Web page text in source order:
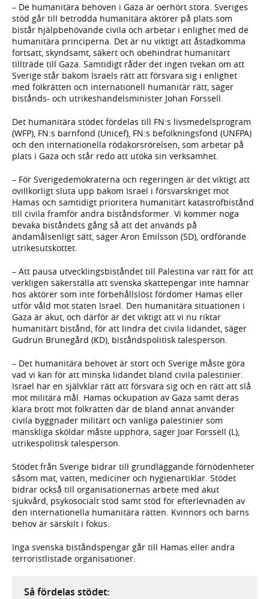
– De humanitära behoven i Gaza är oerhört stora. Sveriges
stöd går till betrodda humanitära aktörer på plats som
bistår hjälpbehövande civila och arbetar i enlighet med de
humanitära principerna. Det är nu viktigt att åstadkomma
fortsatt, skyndsamt, säkert och obehindrat humanitärt
tillträde till Gaza. Samtidigt råder det ingen tvekan om att
Sverige står bakom Israels rätt att försvara sig i enlighet
med folkrätten och internationell humanitär rätt, säger
bistånds- och utrikeshandelsminister Johan Forssell.
Det humanitära stödet fördelas till FN:s livsmedelsprogram
(WFP), FN:s barnfond (Unicef), FN:s befolkningsfond (UNFPA)
och den internationella rödakorsrörelsen, som arbetar på
plats i Gaza och står redo att utöka sin verksamhet.
– För Sverigedemokraterna och regeringen är det viktigt att
ovillkorligt sluta upp bakom Israel i försvarskriget mot
Hamas och samtidigt prioritera humanitärt katastrofbistånd
till civila framför andra biståndsformer. Vi kommer noga
bevaka biståndets gång så att det används på
ändamålsenligt sätt, säger Aron Emilsson (SD), ordförande
utrikesutskottet.
– Att pausa utvecklingsbiståndet till Palestina var rätt för att
verkligen säkerställa att svenska skattepengar inte hamnar
hos aktörer som inte förbehållslöst fördömer Hamas eller
utför våld mot staten Israel. Den humanitära situationen i
Gaza är akut, och därför är det viktigt att vi nu riktar
humanitärt bistånd, för att lindra det civila lidandet, säger
Gudrun Brunegård (KD), biståndspolitisk talesperson.
– Det humanitära behovet är stort och Sverige måste göra
vad vi kan för att minska lidandet bland civila palestinier.
Israel har en självklar rätt att försvara sig och en rätt att slå
mot militära mål. Hamas ockupation av Gaza samt deras
klara brott mot folkrätten där de bland annat använder
civila byggnader militärt och vanliga palestinier som
mänskliga sköldar måste upphöra, säger Joar Forssell (L),
utrikespolitisk talesperson.
Stödet från Sverige bidrar till grundläggande förnödenheter
såsom mat, vatten, mediciner och hygienartiklar. Stödet
bidrar också till organisationernas arbete med akut
sjukvård, psykosocialt stöd samt stöd för efterlevnaden av
den internationella humanitära rätten. Kvinnors och barns
behov är särskilt i fokus.
Inga svenska biståndspengar går till Hamas eller andra
terroristlistade organisationer.
Så fördelas stödet: